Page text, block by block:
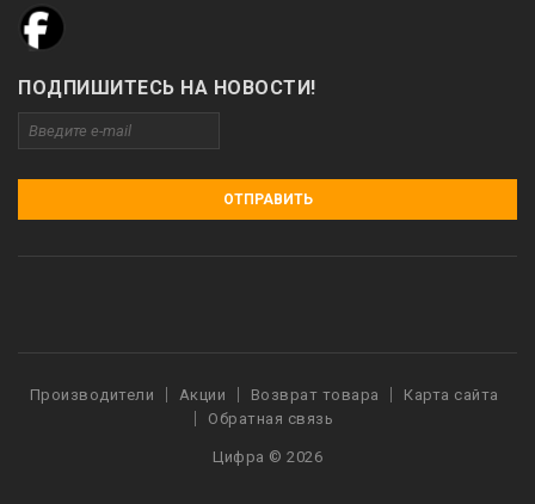
ПОДПИШИТЕСЬ НА НОВОСТИ!
ОТПРАВИТЬ
Производители Акции Возврат товара
Карта сайта
Обратная связь
Цифра © 2026